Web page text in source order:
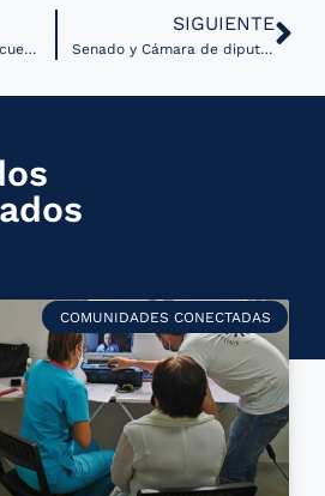
AstraZeneca anuncia acuerdo con la Fundación Carlos Slim para suministrar la vacuna COVID-19 a América Latina
SIGUIENTE
Senado y Cámara de diputados en Argentina aprueba la Ley de Recetas electrónicas o digitales
COMUNIDADES CONECTADAS